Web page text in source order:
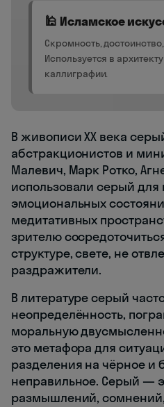
🕌 Исламское
Скромность,
Используется в
каллиграфии.
В живописи XX века
абстракционистов и
Малевич, Марк Ротко,
использовали серый для
эмоциональных
медитативных
зрителю
структуре, свете, не
раздражители.
В литературе серый
неопределённость,
моральную
это метафора для
разделения на чёрное и
неправильное. Серый —
размышлений,